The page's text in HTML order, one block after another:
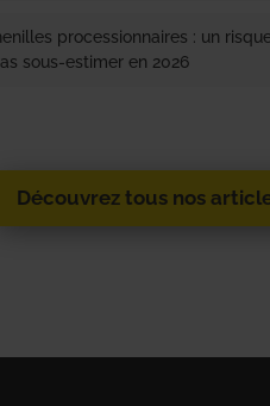
processionnaires : un
sous-estimer en 2026
Découvrez tous nos